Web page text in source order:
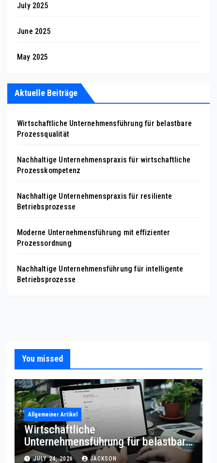
July 2025
June 2025
May 2025
Aktuelle Beiträge
Wirtschaftliche Unternehmensführung für belastbare
Prozessqualität
Nachhaltige Unternehmenspraxis für wirtschaftliche
Prozesskompetenz
Nachhaltige Unternehmenspraxis für resiliente
Betriebsprozesse
Moderne Unternehmensführung mit effizienter
Prozessordnung
Nachhaltige Unternehmensführung für intelligente
Betriebsprozesse
You missed
Allgemeiner Artikel
Wirtschaftliche
Unternehmensführung für belastbare
Prozessqualität
JULY 24, 2026 JACKSON